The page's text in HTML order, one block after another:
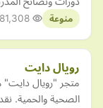
منوعة
رويال دايت
متجر "رويال دايت"
الصحية والحمية.